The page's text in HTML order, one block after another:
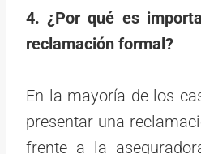
4. ¿Por qué es
reclamación formal?
En la mayoría de los
presentar una
frente a la